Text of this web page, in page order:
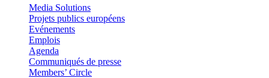
Media Solutions
Projets publics européens
Evénements
Emplois
Agenda
Communiqués de presse
Members’ Circle